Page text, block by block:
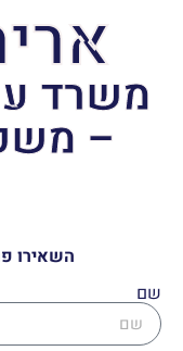
משרד
–
השאירו
שם